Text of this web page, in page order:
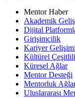
Mentor Haber
Akademik
Dijital
Girişimcilik
Kariyer Gelişimi
Kültürel
Küresel Ağlar
Mentor Desteği
Mentorluk
Uluslararası